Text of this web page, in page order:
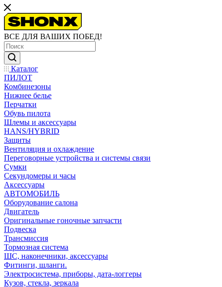
ВСЕ ДЛЯ ВАШИХ ПОБЕД!
Каталог
ПИЛОТ
Комбинезоны
Нижнее белье
Перчатки
Обувь пилота
Шлемы и аксессуары
HANS/HYBRID
Защиты
Вентиляция и охлаждение
Переговорные устройства и системы связи
Сумки
Секундомеры и часы
Аксессуары
АВТОМОБИЛЬ
Оборудование салона
Двигатель
Оригинальные гоночные запчасти
Подвеска
Трансмиссия
Тормозная система
ШС, наконечники, аксессуары
Фитинги, шланги.
Электросистема, приборы, дата-логгеры
Кузов, стекла, зеркала